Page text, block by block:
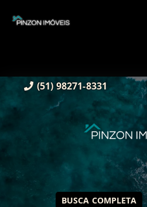
(51) 98271-8331
BUSCA COMPLETA